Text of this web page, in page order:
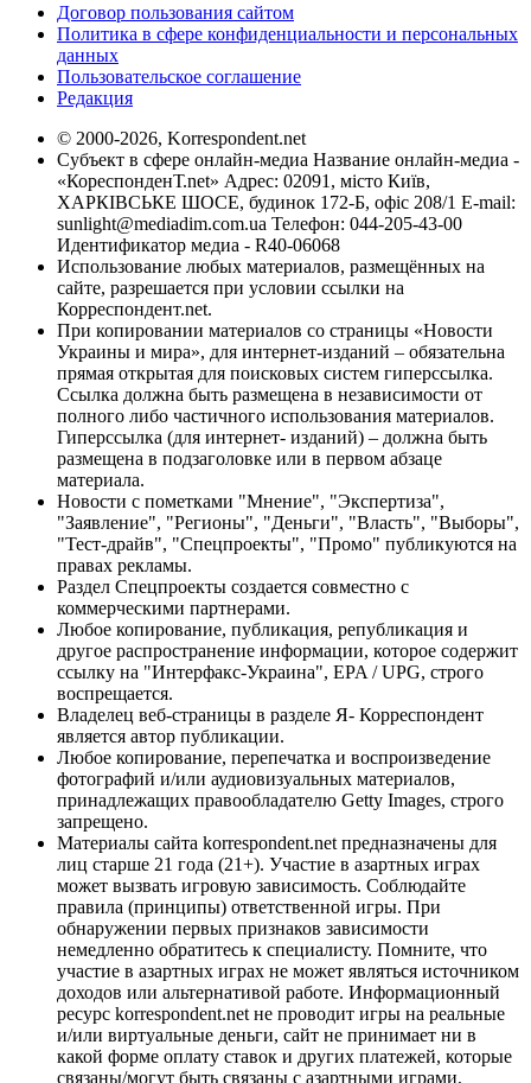
Договор пользования сайтом
Политика в сфере конфиденциальности и персональных
данных
Пользовательское соглашение
Редакция
© 2000-2026, Korrespondent.net
Субъект в сфере онлайн-медиа Название онлайн-медиа -
«КореспонденТ.net» Адрес: 02091, місто Київ,
ХАРКІВСЬКЕ ШОСЕ, будинок 172-Б, офіс 208/1 E-mail:
sunlight@mediadim.com.ua Телефон: 044-205-43-00
Идентификатор медиа - R40-06068
Использование любых материалов, размещённых на
сайте, разрешается при условии ссылки на
Корреспондент.net.
При копировании материалов со страницы «Новости
Украины и мира», для интернет-изданий – обязательна
прямая открытая для поисковых систем гиперссылка.
Ссылка должна быть размещена в независимости от
полного либо частичного использования материалов.
Гиперссылка (для интернет- изданий) – должна быть
размещена в подзаголовке или в первом абзаце
материала.
Новости с пометками "Мнение", "Экспертиза",
"Заявление", "Регионы", "Деньги", "Власть", "Выборы",
"Тест-драйв", "Спецпроекты", "Промо" публикуются на
правах рекламы.
Раздел Спецпроекты создается совместно с
коммерческими партнерами.
Любое копирование, публикация, републикация и
другое распространение информации, которое содержит
ссылку на "Интерфакс-Украина", EPA / UPG, строго
воспрещается.
Владелец веб-страницы в разделе Я- Корреспондент
является автор публикации.
Любое копирование, перепечатка и воспроизведение
фотографий и/или аудиовизуальных материалов,
принадлежащих правообладателю Getty Images, строго
запрещено.
Материалы сайта korrespondent.net предназначены для
лиц старше 21 года (21+). Участие в азартных играх
может вызвать игровую зависимость. Соблюдайте
правила (принципы) ответственной игры. При
обнаружении первых признаков зависимости
немедленно обратитесь к специалисту. Помните, что
участие в азартных играх не может являться источником
доходов или альтернативой работе. Информационный
ресурс korrespondent.net не проводит игры на реальные
и/или виртуальные деньги, сайт не принимает ни в
какой форме оплату ставок и других платежей, которые
связаны/могут быть связаны с азартными играми,